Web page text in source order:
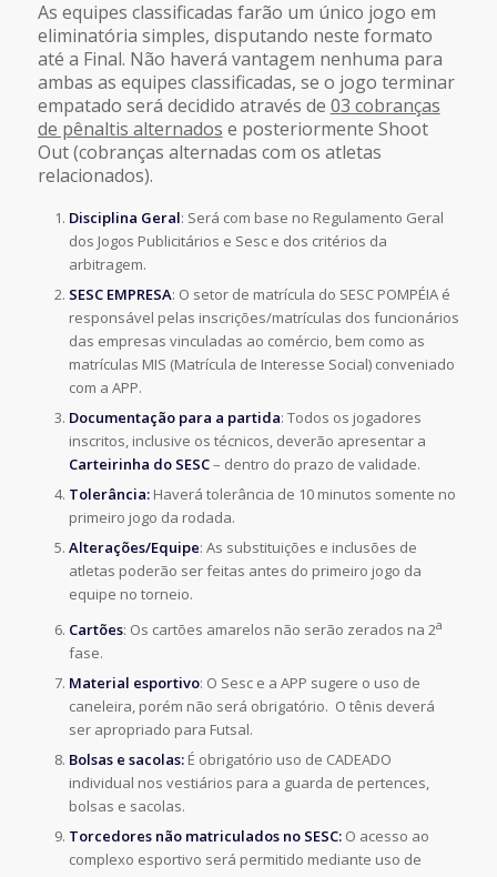
As equipes classificadas farão um único jogo em
eliminatória simples, disputando neste formato
até a Final. Não haverá vantagem nenhuma para
ambas as equipes classificadas, se o jogo terminar
empatado será decidido através de 03 cobranças
de pênaltis alternados e posteriormente Shoot
Out (cobranças alternadas com os atletas
relacionados).
Disciplina Geral: Será com base no Regulamento Geral
dos Jogos Publicitários e Sesc e dos critérios da
arbitragem.
SESC EMPRESA: O setor de matrícula do SESC POMPÉIA é
responsável pelas inscrições/matrículas dos funcionários
das empresas vinculadas ao comércio, bem como as
matrículas MIS (Matrícula de Interesse Social) conveniado
com a APP.
Documentação para a partida: Todos os jogadores
inscritos, inclusive os técnicos, deverão apresentar a
Carteirinha do SESC– dentro do prazo de validade.
Tolerância: Haverá tolerância de 10 minutos somente no
primeiro jogo da rodada.
Alterações/Equipe: As substituições e inclusões de
atletas poderão ser feitas antes do primeiro jogo da
equipe no torneio.
Cartões: Os cartões amarelos não serão zerados na 2a
fase.
Material esportivo: O Sesc e a APP sugere o uso de
caneleira, porém não será obrigatório. O tênis deverá
ser apropriado para Futsal.
Bolsas e sacolas: É obrigatório uso de CADEADO
individual nos vestiários para a guarda de pertences,
bolsas e sacolas.
Torcedores não matriculados no SESC:O acesso ao
complexo esportivo será permitido mediante uso de